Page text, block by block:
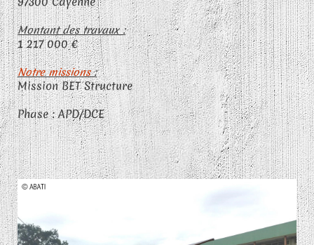
Montant des travaux :
1 217 000 €
Notre missions:
Mission BET Structure
Phase : APD/DCE